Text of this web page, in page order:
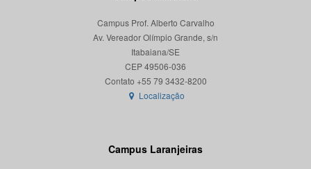
Campus Prof. Alberto Carvalho
Av. Vereador Olímpio Grande, s/n
Itabaiana/SE
CEP 49506-036
Localização
Campus Laranjeiras